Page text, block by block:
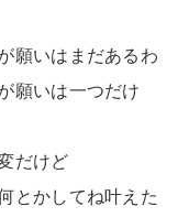
願いはまだあるわ
願いは一つだけ
だけど
かしてね叶えた